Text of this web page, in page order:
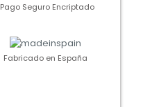
Pago Seguro Encriptado
Fabricado en España